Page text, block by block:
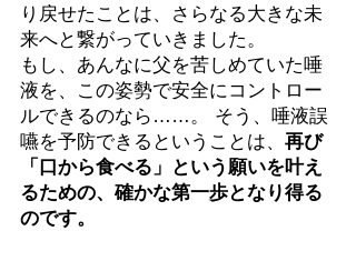
り戻せたことは、さらなる大きな未
来へと繋がっていきました。
もし、あんなに父を苦しめていた唾
液を、この姿勢で安全にコントロー
ルできるのなら……。 そう、唾液誤
嚥を予防できるということは、 再び
「口から食べる」という願いを叶え
るための、確かな第一歩となり得る
のです。